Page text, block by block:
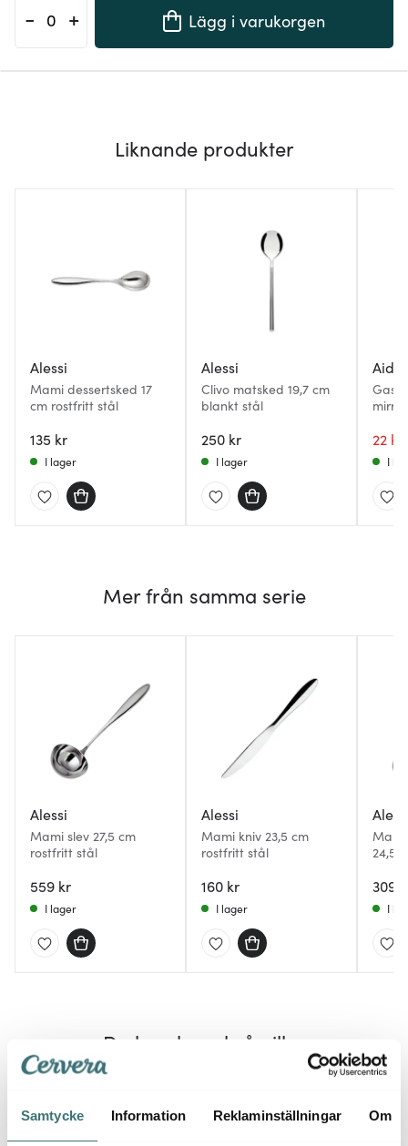
Samtycke Information Reklaminställningar Om
- + Lägg i varukorgen
Liknande produkter
Alessi
Mami dessertsked 17
cm rostfritt stål
135 kr
I lager
Alessi
Clivo matsked 19,7 cm
blankt stål
250 kr
I lager
Aida
22 kr
I
Mer från samma serie
Alessi
Mami slev 27,5 cm
rostfritt stål
559 kr
I lager
Alessi
Mami kniv 23,5 cm
rostfritt stål
160 kr
I lager
24,5
309
I
Du kanske också gillar